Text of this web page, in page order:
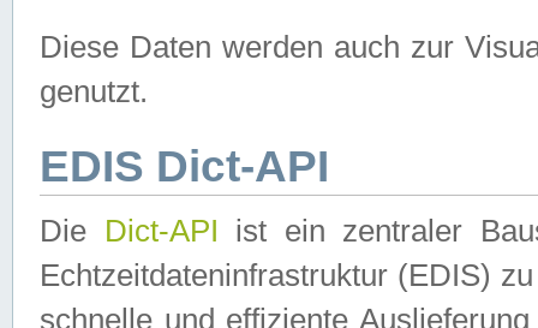
Diese Daten werden auch zur
genutzt.
EDIS Dict-API
Die Dict-API ist ein zentraler
Echtzeitdateninfrastruktur (EDIS)
schnelle und effiziente